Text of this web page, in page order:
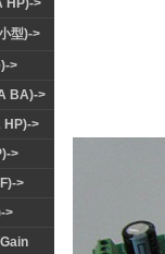
HP)->
型)->
>
BA)->
HP)->
>
>
>